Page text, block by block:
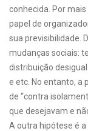
conhecida. Por
papel de
sua previsibilidade.
mudanças sociais:
distribuição
e etc. No entanto, a
de “contra
que desejavam e
A outra hipótese é